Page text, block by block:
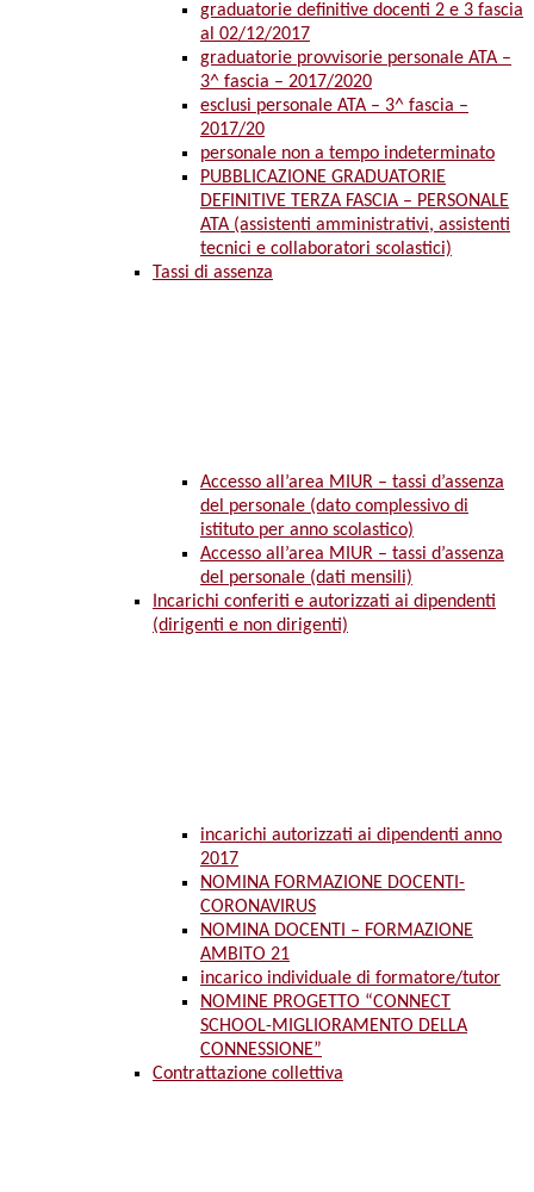
graduatorie definitive docenti 2 e 3 fascia
al 02/12/2017
graduatorie provvisorie personale ATA –
3^ fascia – 2017/2020
esclusi personale ATA – 3^ fascia –
2017/20
personale non a tempo indeterminato
PUBBLICAZIONE GRADUATORIE
DEFINITIVE TERZA FASCIA – PERSONALE
ATA (assistenti amministrativi, assistenti
tecnici e collaboratori scolastici)
Tassi di assenza
Accesso all’area MIUR – tassi d’assenza
del personale (dato complessivo di
istituto per anno scolastico)
Accesso all’area MIUR – tassi d’assenza
del personale (dati mensili)
Incarichi conferiti e autorizzati ai dipendenti
(dirigenti e non dirigenti)
incarichi autorizzati ai dipendenti anno
2017
NOMINA FORMAZIONE DOCENTI-
CORONAVIRUS
NOMINA DOCENTI – FORMAZIONE
AMBITO 21
incarico individuale di formatore/tutor
NOMINE PROGETTO “CONNECT
SCHOOL-MIGLIORAMENTO DELLA
CONNESSIONE”
Contrattazione collettiva